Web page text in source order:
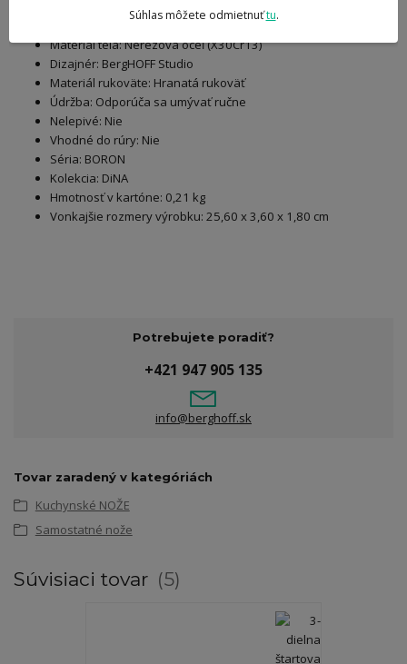
Dokončenie vonkajšie: PVD povlakovanie titánom
Materiál tela: Nerezová oceľ (X30Cr13)
Dizajnér: BergHOFF Studio
Materiál rukoväte: Hranatá rukoväť
Údržba: Odporúča sa umývať ručne
Nelepivé: Nie
Vhodné do rúry: Nie
Séria: BORON
Kolekcia: DiNA
Hmotnosť v kartóne: 0,21 kg
Vonkajšie rozmery výrobku: 25,60 x 3,60 x 1,80 cm
Potrebujete poradiť?
+421 947 905 135
info@berghoff.sk
Tovar zaradený v kategóriách
Kuchynské NOŽE
Samostatné nože
Súvisiaci tovar 5
Súhlas môžete odmietnuťtu.